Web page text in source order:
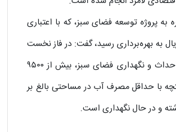
به پروژه توسعه فضای سبز، که با اعتباری
میلیارد ریال به بهره‌برداری رسید، گفت: در فاز نخست
این طرح، عملیات احداث و نگهداری فضای سبز، بیش از ۹۵۰۰
با حداقل مصرف آب در مساحتی بالغ بر